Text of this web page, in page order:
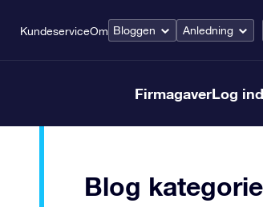
KundeserviceOm Bloggen Anledning
FirmagaverLog ind
Blog